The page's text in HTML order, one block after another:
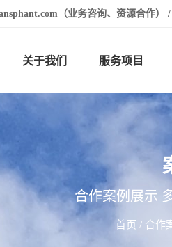
（业务咨询、资源合作） /
关于我们 服务项目
合作案例展示
首页 / 合作